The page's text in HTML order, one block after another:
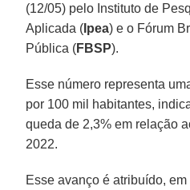
(12/05) pelo Instituto de
Aplicada ( Ipea) e o Fórum
Pública (FBSP).
Esse número representa
por 100 mil habitantes,
queda de 2,3% em relação
2022.
Esse avanço é atribuído, em